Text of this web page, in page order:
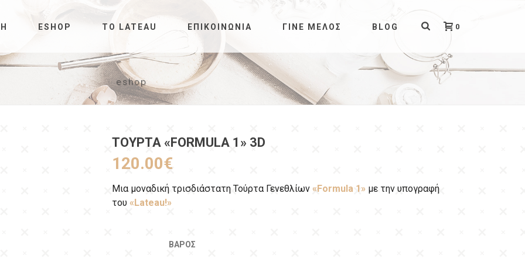
ESHOP ΤΟ LATEAU ΕΠΙΚΟΙΝΩΝΊΑ ΓΊΝΕ ΜΈΛΟΣ BLOG 0
eshop
ΤΟΎΡΤΑ «FORMULA 1» 3D
120.00€
Μια μοναδική τρισδιάστατη Τούρτα Γενεθλίων «Formula 1» με την υπογραφή
του «Lateau!»
ΒΆΡΟΣ